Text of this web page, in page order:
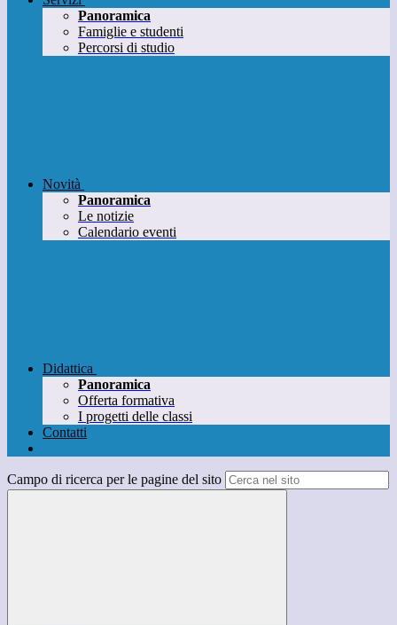
Panoramica
Famiglie e studenti
Percorsi di studio
Novità
Panoramica
Le notizie
Calendario eventi
Didattica
Panoramica
Offerta formativa
I progetti delle classi
Contatti
Campo di ricerca per le pagine del sito